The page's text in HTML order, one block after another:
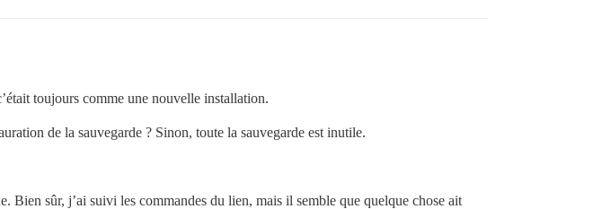
toujours comme une nouvelle installation.
de la sauvegarde ? Sinon, toute la sauvegarde est inutile.
Bien sûr, j’ai suivi les commandes du lien, mais il semble que quelque chose ait